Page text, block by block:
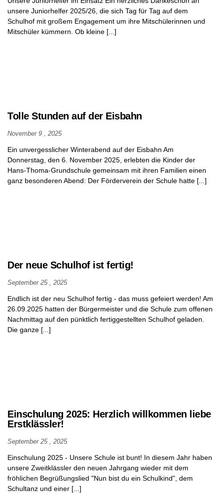
unsere Juniorhelfer 2025/26, die sich Tag für Tag auf dem
Schulhof mit großem Engagement um ihre Mitschülerinnen und
Mitschüler kümmern. Ob kleine [...]
Tolle Stunden auf der Eisbahn
November 9 , 2025
Ein unvergesslicher Winterabend auf der Eisbahn Am
Donnerstag, den 6. November 2025, erlebten die Kinder der
Hans-Thoma-Grundschule gemeinsam mit ihren Familien einen
ganz besonderen Abend: Der Förderverein der Schule hatte [...]
Der neue Schulhof ist fertig!
September 25 , 2025
Endlich ist der neu Schulhof fertig - das muss gefeiert werden! Am
26.09.2025 hatten der Bürgermeister und die Schule zum offenen
Nachmittag auf den pünktlich fertiggestellten Schulhof geladen.
Die ganze [...]
Einschulung 2025: Herzlich willkommen liebe
Erstklässler!
September 25 , 2025
Einschulung 2025 - Unsere Schule ist bunt! In diesem Jahr haben
unsere Zweitklässler den neuen Jahrgang wieder mit dem
fröhlichen Begrüßungslied "Nun bist du ein Schulkind", dem
Schultanz und einer [...]